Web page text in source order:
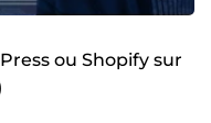
ou Shopify sur